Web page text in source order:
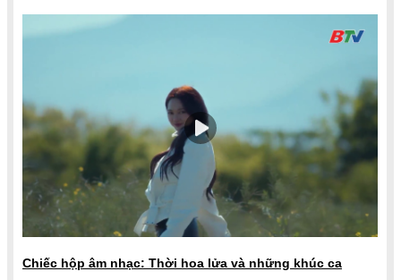
Chiếc hộp âm nhạc: Thời hoa lửa và những khúc ca